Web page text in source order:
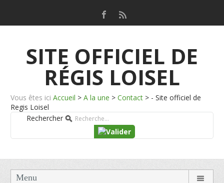
SITE OFFICIEL DE
RÉGIS LOISEL
Vous êtes ici Accueil > A la une > Contact > - Site officiel de
Regis Loisel
Rechercher
Menu